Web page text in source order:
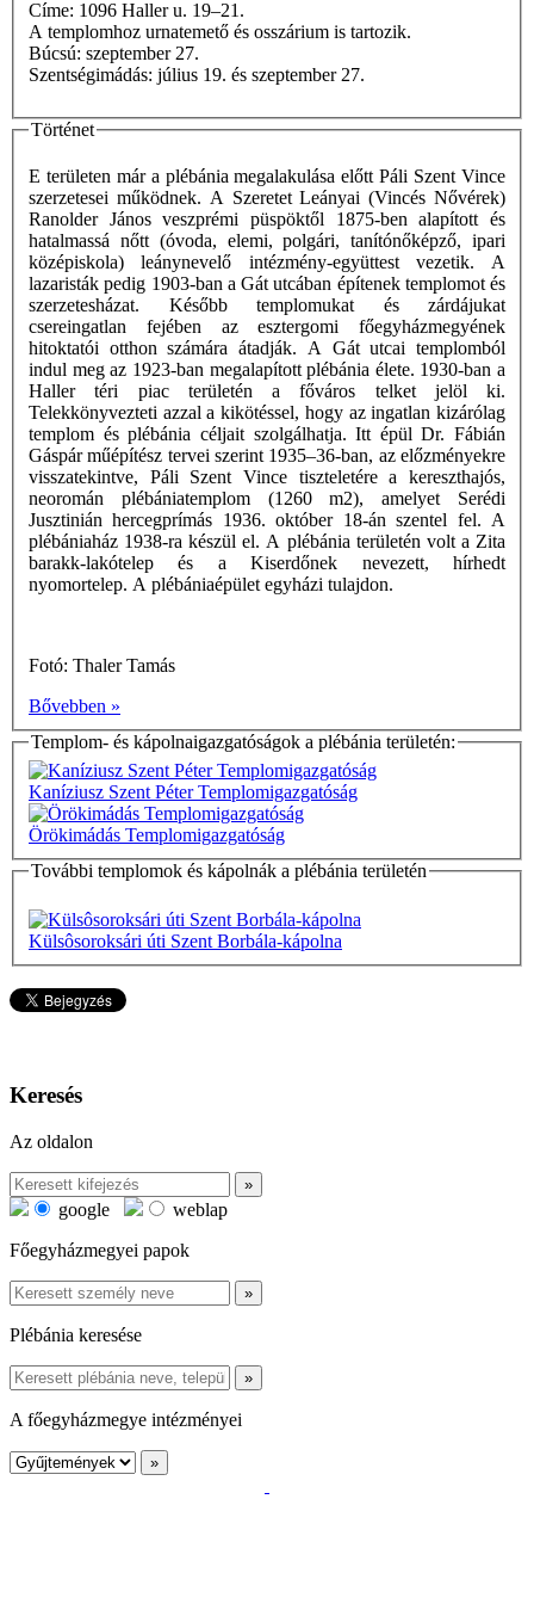
Címe: 1096 Haller u. 19–21.
A templomhoz urnatemető és osszárium is tartozik.
Búcsú: szeptember 27.
Szentségimádás: július 19. és szeptember 27.
Történet
E területen már a plébánia megalakulása előtt Páli Szent Vince
szerzetesei működnek. A Szeretet Leányai (Vincés Nővérek)
Ranolder János veszprémi püspöktől 1875-ben alapított és
hatalmassá nőtt (óvoda, elemi, polgári, tanítónőképző, ipari
középiskola) leánynevelő intézmény-együttest vezetik. A
lazaristák pedig 1903-ban a Gát utcában építenek templomot és
szerzetesházat. Később templomukat és zárdájukat
csereingatlan fejében az esztergomi főegyházmegyének
hitoktatói otthon számára átadják. A Gát utcai templomból
indul meg az 1923-ban megalapított plébánia élete. 1930-ban a
Haller téri piac területén a főváros telket jelöl ki.
Telekkönyvezteti azzal a kikötéssel, hogy az ingatlan kizárólag
templom és plébánia céljait szolgálhatja. Itt épül Dr. Fábián
Gáspár műépítész tervei szerint 1935–36-ban, az előzményekre
visszatekintve, Páli Szent Vince tiszteletére a kereszthajós,
neoromán plébániatemplom (1260 m2), amelyet Serédi
Jusztinián hercegprímás 1936. október 18-án szentel fel. A
plébániaház 1938-ra készül el. A plébánia területén volt a Zita
barakk-lakótelep és a Kiserdőnek nevezett, hírhedt
nyomortelep. A plébániaépület egyházi tulajdon.
Fotó: Thaler Tamás
Bővebben »
Templom- és kápolnaigazgatóságok a plébánia területén:
Kaníziusz Szent Péter Templomigazgatóság
Örökimádás Templomigazgatóság
További templomok és kápolnák a plébánia területén
Külsôsoroksári úti Szent Borbála-kápolna
Keresés
Az oldalon
google
weblap
Főegyházmegyei papok
Plébánia keresése
A főegyházmegye intézményei